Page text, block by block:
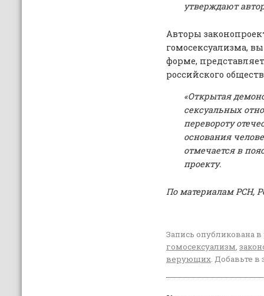
утверждают
Авторы
гомосексуализма,
форме,
российского
«Открытая
сексуальных
перевороту
основания
отмечается в
проекту.
По материалам РСН,
Запись опубликована
гомосексуализм,
верующих. Добавьте в